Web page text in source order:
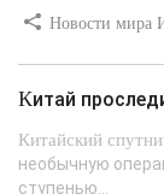
Новости мира
Китай
Китайский
необычную
ступенью...